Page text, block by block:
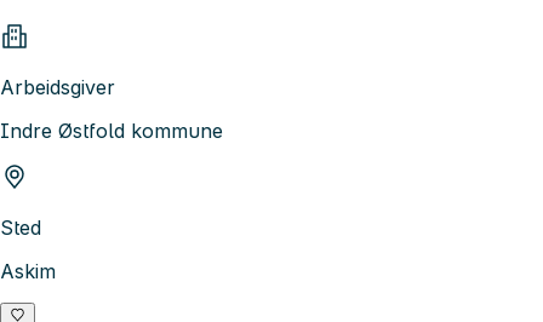
Arbeidsgiver
Indre Østfold kommune
Sted
Askim